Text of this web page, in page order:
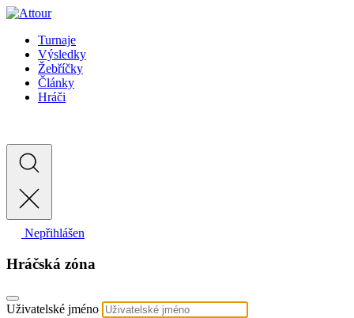
Turnaje
Výsledky
Žebříčky
Články
Hráči
Nepřihlášen
Hráčská zóna
Uživatelské jméno